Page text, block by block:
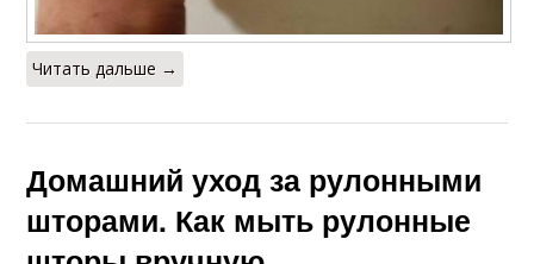
Читать дальше →
Домашний уход за рулонными
шторами. Как мыть рулонные